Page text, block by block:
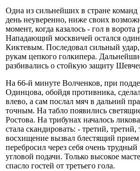
Одна из сильнейших в стране
день неуверенно, ниже своих
момент, когда казалось - гол в ворота
Нападающий москвичей остался
Киктевым. Последовал сильный
рукам цепкого голкипера.
разбивались о стойкую защиту
На 66-й минуте Волченков, при
Одинцова, обойдя противника,
влево, а сам послал мяч в дальний
точным. На табло появились
Ростова. На трибунах началось
стала скандировать: - третий,
восхищение вызвал блестящий
перебросил через себя очень
угловой подачи. Только высокое
спасло гостей от третьего гола.